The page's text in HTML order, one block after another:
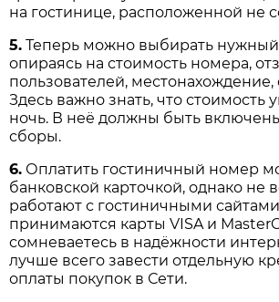
на гостинице, расположенной не
5. Теперь можно выбирать нужный
опираясь на стоимость номера,
пользователей,
Здесь важно знать, что стоимость
ночь. В неё должны быть
сборы.
6. Оплатить гостиничный номер
банковской карточкой, однако не
работают с гостиничными
принимаются карты VISA и
сомневаетесь в надёжности
лучше всего завести отдельную
оплаты покупок в Сети.